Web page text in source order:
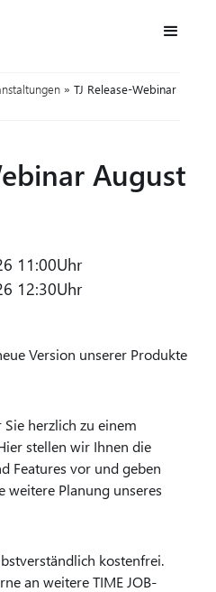
» TJ Release-Webinar
August
11:00Uhr
12:30Uhr
Version unserer Produkte
herzlich zu einem
stellen wir Ihnen die
Features vor und geben
weitere Planung unseres
kostenfrei.
an weitere TIME JOB-